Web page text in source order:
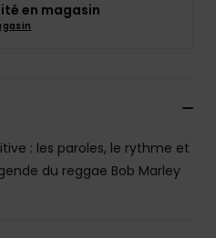
en magasin
: les paroles, le rythme et
du reggae Bob Marley